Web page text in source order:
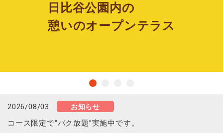
日比谷公園内の
憩いのオープンテラス
2026/08/03 お知らせ
コース限定で“パク放題”実施中です。